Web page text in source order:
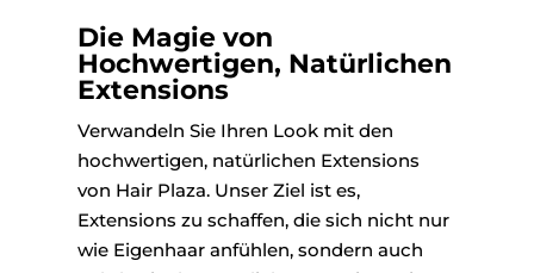
Die Magie von
Hochwertigen, Natürlichen
Extensions
Verwandeln Sie Ihren Look mit den
hochwertigen, natürlichen Extensions
von Hair Plaza. Unser Ziel ist es,
Extensions zu schaffen, die sich nicht nur
wie Eigenhaar anfühlen, sondern auch